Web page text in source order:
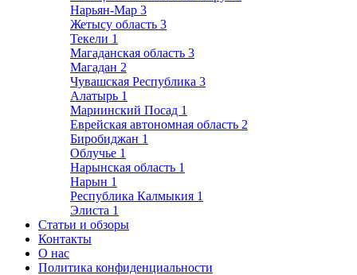
Нарьян-Мар 3
Жетысу область 3
Текели 1
Магаданская область 3
Магадан 2
Чувашская Республика 3
Алатырь 1
Мариинский Посад 1
Еврейская автономная область 2
Биробиджан 1
Облучье 1
Нарынская область 1
Нарын 1
Республика Калмыкия 1
Элиста 1
Статьи и обзоры
Контакты
О нас
Политика конфиденциальности